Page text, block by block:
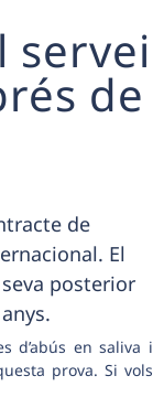
servei
de
de
El
posterior
d’abús en saliva i
prova. Si vols